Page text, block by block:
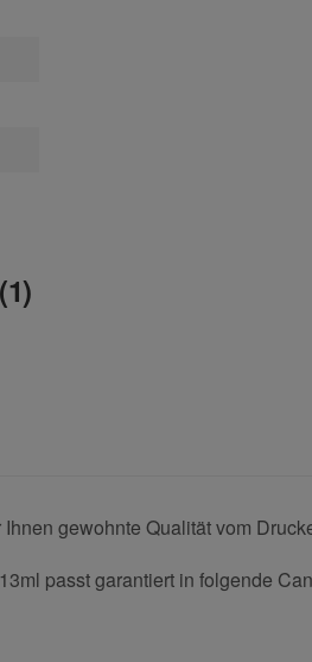
gewohnte Qualität vom
passt garantiert in folgende